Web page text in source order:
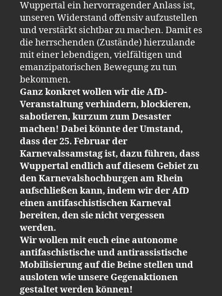
Wuppertal ein hervorragender Anlass ist,
unseren Widerstand offensiv aufzustellen
und verstärkt sichtbar zu machen. Damit es
die herrschenden (Zustände) hierzulande
mit einer lebendigen, vielfältigen und
emanzipatorischen Bewegung zu tun
bekommen.
Ganz konkret wollen wir die AfD-
Veranstaltung verhindern, blockieren,
sabotieren, kurzum zum Desaster
machen! Dabei könnte der Umstand,
dass der 25. Februar der
Karnevalssamstag ist, dazu führen, dass
Wuppertal endlich auf diesem Gebiet zu
den Karnevalshochburgen am Rhein
aufschließen kann, indem wir der AfD
einen antifaschistischen Karneval
bereiten, den sie nicht vergessen
werden.
Wir wollen mit euch eine autonome
antifaschistische und antirassistische
Mobilisierung auf die Beine stellen und
ausloten wie unsere Gegenaktionen
gestaltet werden können!